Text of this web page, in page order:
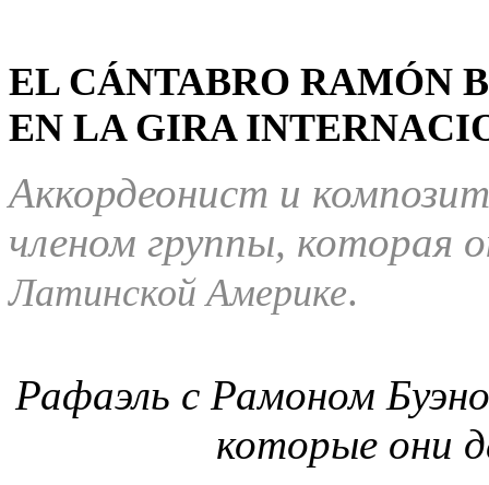
EL CÁNTABRO RAMÓN
EN LA GIRA
Аккордеонист и
членом группы, которая
Латинской Америке.
Рафаэль с Рамоном
которые они